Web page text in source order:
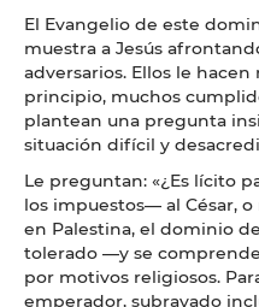
El Evangelio de este
muestra a Jesús
adversarios. Ellos le
principio, muchos
plantean una pregunta
situación difícil y
Le preguntan: «¿Es lícito
los impuestos— al César, o
en Palestina, el dominio
tolerado —y se
por motivos religiosos.
emperador, subrayado